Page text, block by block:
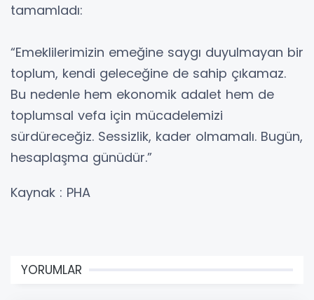
tamamladı:
“Emeklilerimizin emeğine saygı duyulmayan bir
toplum, kendi geleceğine de sahip çıkamaz.
Bu nedenle hem ekonomik adalet hem de
toplumsal vefa için mücadelemizi
sürdüreceğiz. Sessizlik, kader olmamalı. Bugün,
hesaplaşma günüdür.”
Kaynak : PHA
YORUMLAR